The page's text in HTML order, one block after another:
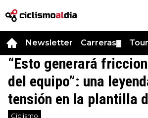
Newsletter Carreras
“Esto generará
del equipo”: una
tensión en la plantilla
Ciclismo